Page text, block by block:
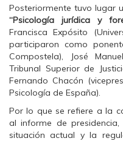
a
b
r
e
e
n
u
n
a
v
e
n
a
n
a
n
b
r
e
n
u
n
a
v
n
t
n
a
n
u
a
b
r
e
e
n
u
n
a
v
e
n
t
a
n
a
n
Posteriormente tuvo lugar
“Psicología jurídica y
Francisca Expósito
participaron como
Compostela), José
Tribunal Superior de
Fernando Chacón
Psicología de España).
Por lo que se refiere a la
al informe de
situación actual y la